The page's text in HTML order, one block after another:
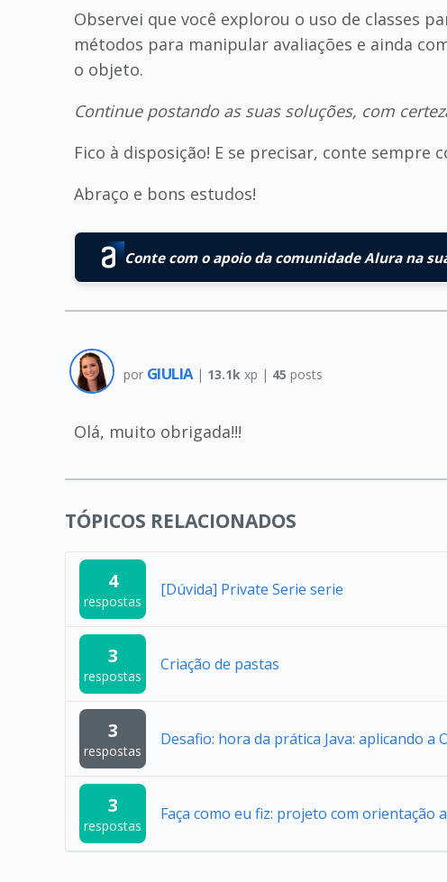
Observei que você explorou o uso de classes
métodos para manipular avaliações e ainda
o objeto.
Continue postando as suas soluções, com
Fico à disposição! E se precisar, conte sempre
Abraço e bons estudos!
Conte com o apoio da comunidade Alura na
por GIULIA | 13.1k xp | 45 posts
Olá, muito obrigada!!!
TÓPICOS RELACIONADOS
4
respostas
[Dúvida] Private Serie serie
3
respostas
Criação de pastas
3
respostas
Desafio: hora da prática Java: aplicando a
3
respostas
Faça como eu fiz: projeto com orientação